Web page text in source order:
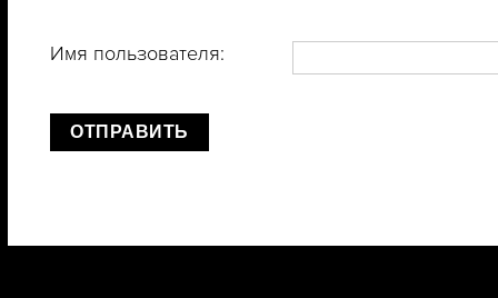
Имя пользователя:
ОТПРАВИТЬ